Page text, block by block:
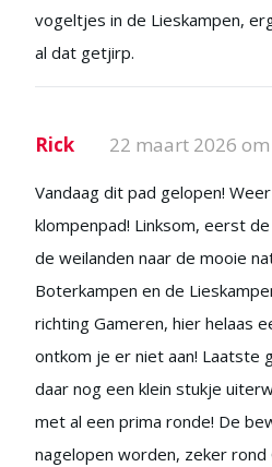
vogeltjes in de Lieskampen,
al dat getjirp.
Rick 22 maart 2026
Vandaag dit pad gelopen!
klompenpad! Linksom, eerst
de weilanden naar de mooie
Boterkampen en de
richting Gameren, hier helaas
ontkom je er niet aan! Laatste
daar nog een klein stukje
met al een prima ronde! De
nagelopen worden, zeker